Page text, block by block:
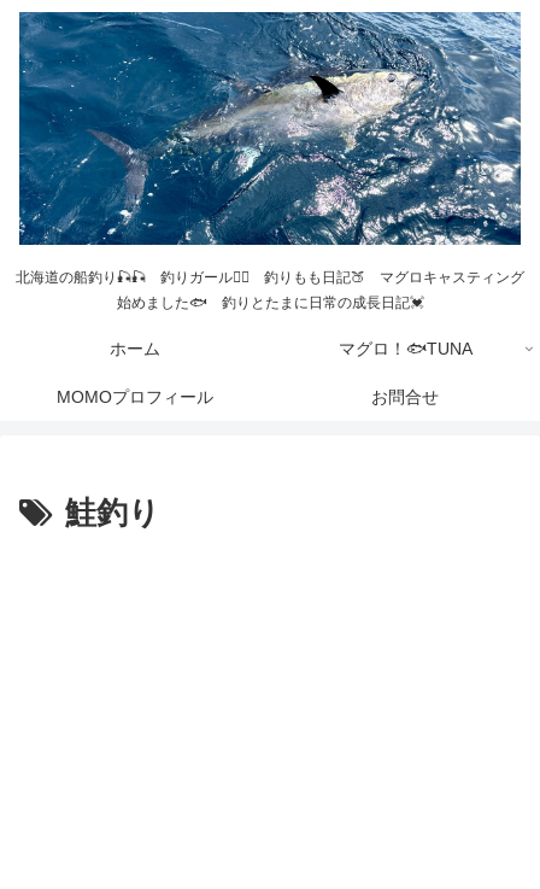
北海道の船釣り🎣🎣 釣りガール💁‍♀️ 釣りもも日記🍑 マグロキャスティング
始めました🐟 釣りとたまに日常の成長日記💓
ホーム マグロ！🐟TUNA
MOMOプロフィール お問合せ
鮭釣り